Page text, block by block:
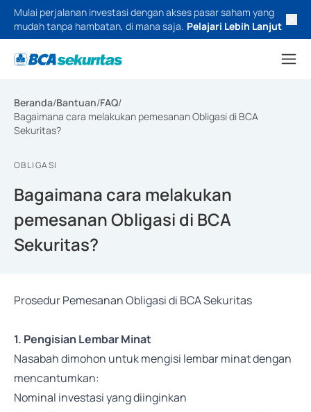
Mulai perjalanan investasi dengan akses pasar saham yang
mudah tanpa hambatan, di mana saja. Pelajari Lebih Lanjut
Beranda/Bantuan/FAQ/
Bagaimana cara melakukan pemesanan Obligasi di BCA
Sekuritas?
OBLIGASI
Bagaimana cara melakukan
pemesanan Obligasi di BCA
Sekuritas?
Prosedur Pemesanan Obligasi di BCA Sekuritas
1. Pengisian Lembar Minat
Nasabah dimohon untuk mengisi lembar minat dengan
mencantumkan:
Nominal investasi yang diinginkan